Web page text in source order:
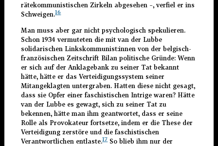
rätekommunistischen Zirkeln abgesehen –, verfiel er ins
Schweigen.16
Man muss aber gar nicht psychologisch spekulieren.
Schon 1934 vermuteten die mit van der Lubbe
solidarischen Linkskommunist:innen von der belgisch-
französischen Zeitschrift Bilan politische Gründe: Wenn
er sich auf der Anklagebank zu seiner Tat bekannt
hätte, hätte er das Verteidigungssystem seiner
Mitangeklagten untergraben. Hatten diese nicht gesagt,
dass sie Opfer einer faschistischen Intrige waren? Hätte
van der Lubbe es gewagt, sich zu seiner Tat zu
bekennen, hätte man ihm geantwortet, dass er seine
Rolle als Provokateur fortsetze, indem er die These der
Verteidigung zerstöre und die faschistischen
Verantwortlichen entlaste.17So blieb ihm nur der